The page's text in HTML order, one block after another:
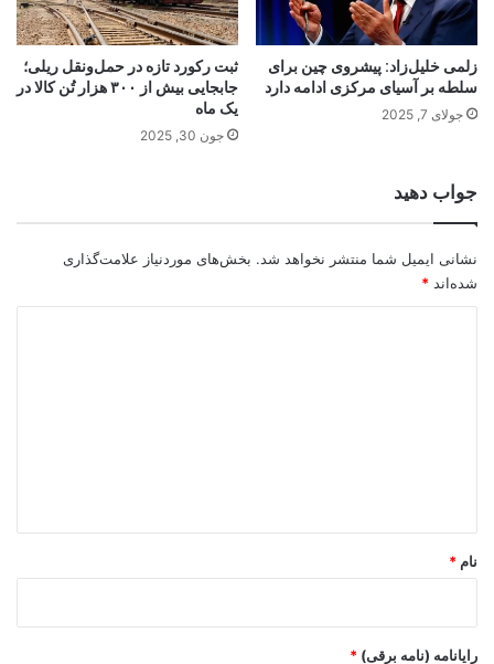
زلمی خلیل‌زاد: پیشروی چین برای
سلطه بر آسیای مرکزی ادامه دارد
جولای 7, 2025
ثبت رکورد تازه در حمل‌ونقل ریلی؛
جابجایی بیش از ۳۰۰ هزار تُن کالا در
یک ماه
جون 30, 2025
جواب دهید
نشانی ایمیل شما منتشر نخواهد شد. بخش‌های موردنیاز علامت‌گذاری
شده‌اند *
نام *
رایانامه (نامه برقی) *